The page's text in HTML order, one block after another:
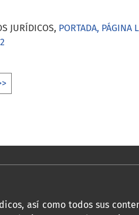
JURÍDICOS, PORTADA, PÁGINA
así como todos sus